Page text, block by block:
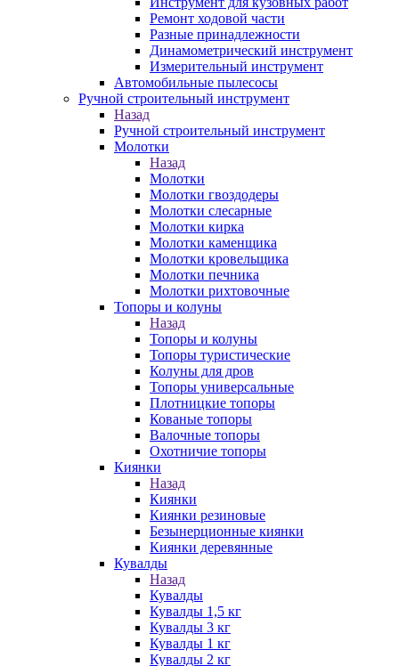
Ремонт ходовой части
Разные принадлежности
Динамометрический инструмент
Измерительный инструмент
Автомобильные пылесосы
Ручной строительный инструмент
Назад
Ручной строительный инструмент
Молотки
Назад
Молотки
Молотки гвоздодеры
Молотки слесарные
Молотки кирка
Молотки каменщика
Молотки кровельщика
Молотки печника
Молотки рихтовочные
Топоры и колуны
Назад
Топоры и колуны
Топоры туристические
Колуны для дров
Топоры универсальные
Плотницкие топоры
Кованые топоры
Валочные топоры
Охотничие топоры
Киянки
Назад
Киянки
Киянки резиновые
Безынерционные киянки
Киянки деревянные
Кувалды
Назад
Кувалды
Кувалды 1,5 кг
Кувалды 3 кг
Кувалды 1 кг
Кувалды 2 кг